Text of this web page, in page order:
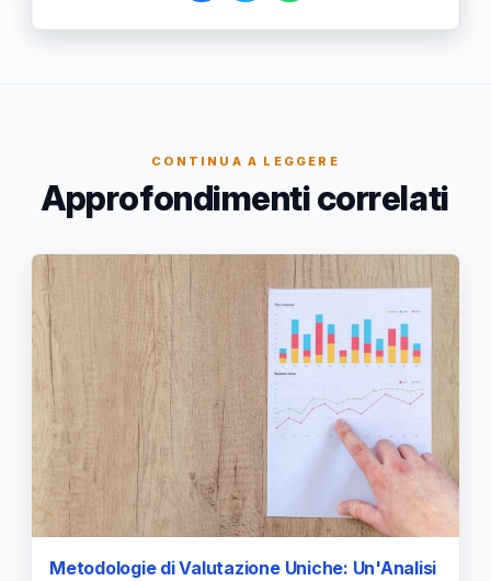
CONTINUA A LEGGERE
Approfondimenti correlati
Metodologie di Valutazione Uniche: Un'Analisi